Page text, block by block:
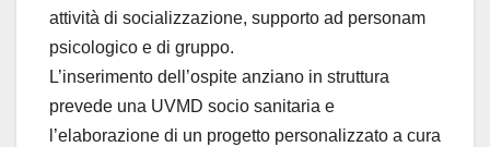
attività di socializzazione, supporto ad personam
psicologico e di gruppo.
L’inserimento dell’ospite anziano in struttura
prevede una UVMD socio sanitaria e
l’elaborazione di un progetto personalizzato a cura